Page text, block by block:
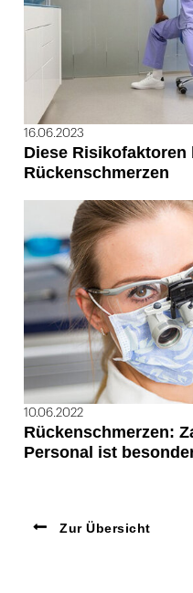
16.06.2023
Diese Risikofaktoren
Rückenschmerzen
10.06.2022
Rückenschmerzen:
Personal ist
Zur Übersicht